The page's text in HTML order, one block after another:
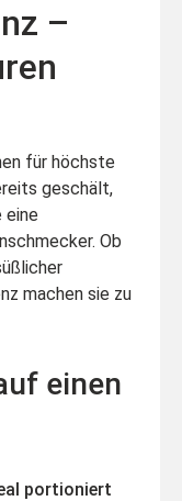
–
für höchste
geschält,
eine
Ob
machen sie zu
einen
portioniert